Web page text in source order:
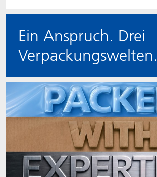
Ein Anspruch. Drei
Verpackungswelten.